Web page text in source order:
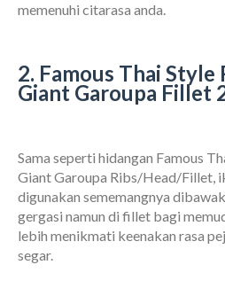
memenuhi citarasa anda.
2. Famous Thai Style
Giant Garoupa Fillet
Sama seperti hidangan Famous
Giant Garoupa Ribs/Head/Fillet,
digunakan sememangnya
gergasi namun di fillet bagi
lebih menikmati keenakan rasa
segar.